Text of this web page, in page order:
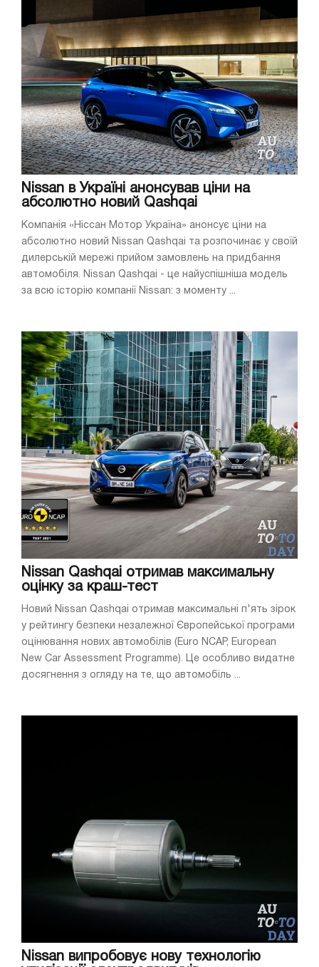
Nissan в Україні анонсував ціни на
абсолютно новий Qashqai
Компанія «Ніссан Мотор Україна» анонсує ціни на
абсолютно новий Nissan Qashqai та розпочинає у своїй
дилерській мережі прийом замовлень на придбання
автомобіля. Nissan Qashqai - це найуспішніша модель
за всю історію компанії Nissan: з моменту ...
Nissan Qashqai отримав максимальну
оцінку за краш-тест
Новий Nissan Qashqai отримав максимальні п'ять зірок
у рейтингу безпеки незалежної Європейської програми
оцінювання нових автомобілів (Euro NCAP, European
New Car Assessment Programme). Це особливо видатне
досягнення з огляду на те, що автомобіль ...
Nissan випробовує нову технологію